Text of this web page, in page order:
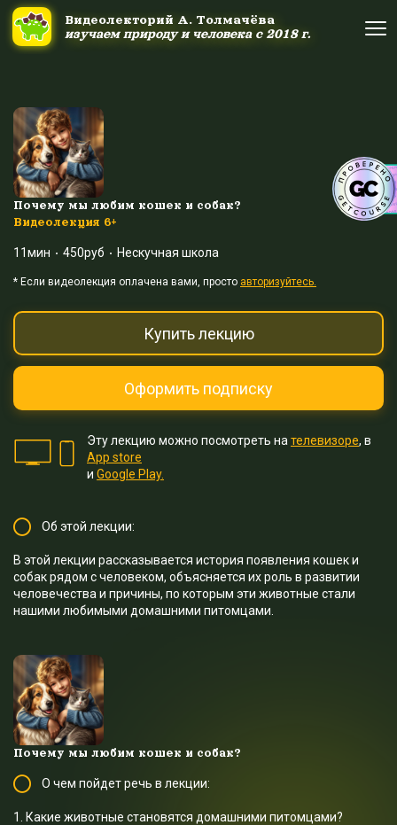
Ссылка на это место страницы: #uppage
Видеолекторий А. Толмачёва
изучаем природу и человека с 2018 г.
Научные шоу и путешествия
Акция дня
Выйти
Видеолекторий А. Толмачёва
изучаем природу и человека с 2018 г.
Научные шоу и путешествия
Акция дня
Войти
Почему мы любим кошек и собак?
Видеолекция 6+
11мин 450руб Нескучная школа
* Eсли видеолекция оплачена вами, просто авторизуйтесь.
Купить лекцию
Оформить подписку
Эту лекцию можно посмотреть на телевизоре, в
App store
и Google Play.
Об этой лекции:
В этой лекции рассказывается история появления кошек и
собак рядом с человеком, объясняется их роль в развитии
человечества и причины, по которым эти животные стали
нашими любимыми домашними питомцами.
Почему мы любим кошек и собак?
О чем пойдет речь в лекции:
1. Какие животные становятся домашними питомцами?